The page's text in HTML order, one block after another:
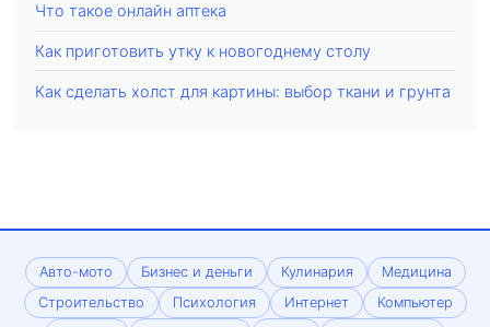
Что такое онлайн аптека
Как приготовить утку к новогоднему столу
Как сделать холст для картины: выбор ткани и грунта
Авто-мото Бизнес и деньги Кулинария
Медицина
Строительство
Психология Интернет
Компьютер